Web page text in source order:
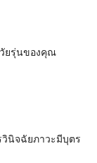
วัยรุ่นของคุณ
วินิจฉัยภาวะมีบุตร